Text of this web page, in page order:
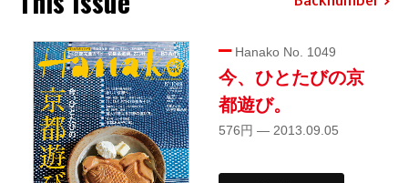
Hanako No. 1049
今、ひとたびの京
都遊び。
576円 — 2013.09.05